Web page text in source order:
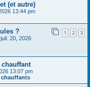
(et autre)
13:44 pm
? 1 2 3
20, 2026
13:07 pm
chauffants